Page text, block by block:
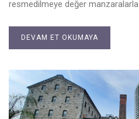
resmedilmeye değer manzaralarla
DEVAM ET OKUMAYA